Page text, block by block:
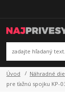
Úvod Náhradné
pre ťažnú spojku KP-